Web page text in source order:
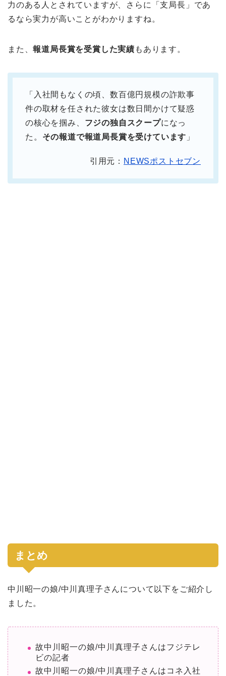
力のある人とされていますが、さらに「支局長」であ
るなら実力が高いことがわかりますね。
また、報道局長賞を受賞した実績 もあります。
「入社間もなくの頃、数百億円規模の詐欺事
件の取材を任された彼女は数日間かけて疑惑
の核心を掴み、 フジの独自スクープになっ
た。 その報道で報道局長賞を受けています 」
引用元： NEWSポストセブン
まとめ
中川昭一の娘/中川真理子さんについて以下をご紹介し
ました。
故中川昭一の娘/中川真理子さんはフジテレ
ビの記者
故中川昭一の娘/中川真理子さんはコネ入社